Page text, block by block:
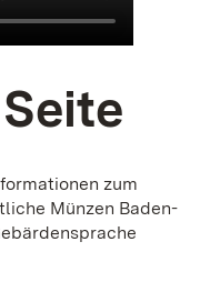
zum
Münzen Baden-